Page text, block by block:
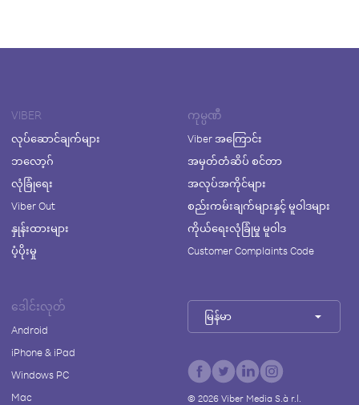
VIBER
လုပ်ဆောင်ချက်များ
ဘလော့ဂ်
လုံခြုံရေး
Viber Out
နှုန်းထားများ
ပံ့ပိုးမှု
ကုမ္ပဏီ
Viber အကြောင်း
အမှတ်တံဆိပ် စင်တာ
အလုပ်အကိုင်များ
စည်းကမ်းချက်များနှင့် မူဝါဒများ
ကိုယ်ရေးလုံခြုံမှု မူဝါဒ
Customer Complaints Code
ဒေါင်းလုတ်
Android
iPhone & iPad
Windows PC
Mac
မြန်မာ
© 2026Viber Media S.à r.l.